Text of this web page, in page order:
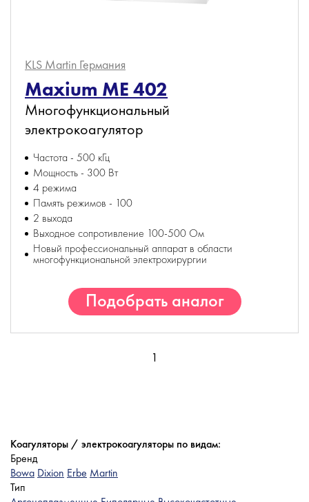
KLS Martin Германия
Maxium ME 402
Многофункциональный
электрокоагулятор
Частота - 500 кГц
Мощность - 300 Вт
4 режима
Память режимов - 100
2 выхода
Выходное сопротивление 100-500 Ом
Новый профессиональный аппарат в области
многофункциональной электрохирургии
Подобрать аналог
1
Коагуляторы / электрокоагуляторы по видам:
Бренд
Bowa Dixion Erbe Martin
Тип